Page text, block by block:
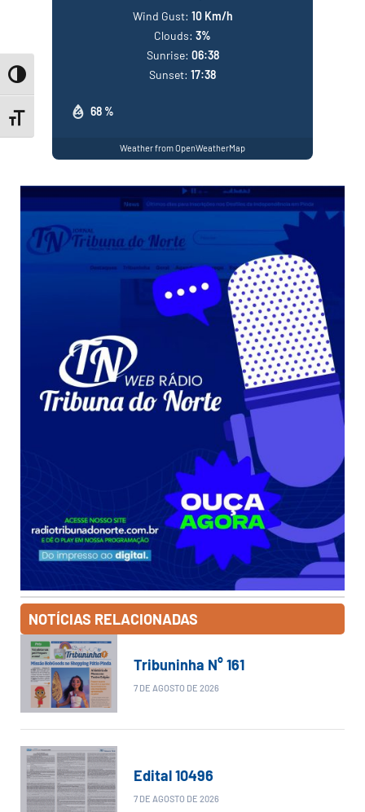
Toggle High Contrast
Toggle Font size
68 %
Wind Gust: 10 Km/h
Clouds: 3%
Sunrise: 06:38
Sunset: 17:38
Weather from OpenWeatherMap
NOTÍCIAS RELACIONADAS
Tribuninha N° 161
7 DE AGOSTO DE 2026
Edital 10496
7 DE AGOSTO DE 2026